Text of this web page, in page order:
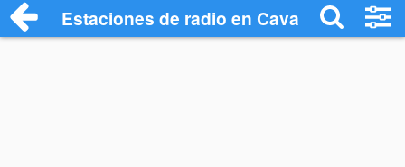
Estaciones de radio en Cava de' Tirreni